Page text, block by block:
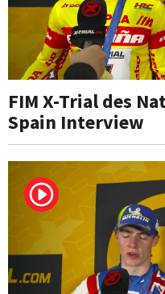
FIM X-Trial des
Spain Interview